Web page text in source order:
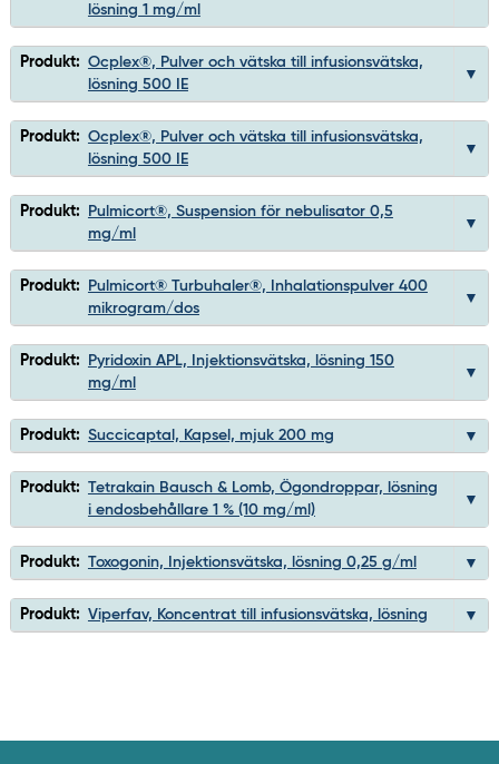
lösning 1 mg/ml
Produkt: Ocplex®, Pulver och vätska till infusionsvätska,
lösning 500 IE
Produkt: Ocplex®, Pulver och vätska till infusionsvätska,
lösning 500 IE
Produkt:
Pulmicort®, Suspension för nebulisator 0,5
mg/ml
Produkt:
Pulmicort® Turbuhaler®, Inhalationspulver 400
mikrogram/dos
Produkt:
Pyridoxin APL, Injektionsvätska, lösning 150
mg/ml
Produkt: Succicaptal, Kapsel, mjuk 200 mg
Produkt: Tetrakain Bausch & Lomb, Ögondroppar, lösning
i endosbehållare 1 % (10 mg/ml)
Produkt: Toxogonin, Injektionsvätska, lösning 0,25 g/ml
Produkt: Viperfav, Koncentrat till infusionsvätska, lösning